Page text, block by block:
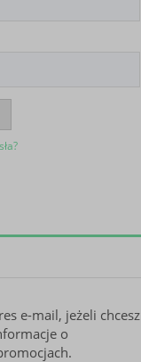
e-mail, jeżeli chcesz
o